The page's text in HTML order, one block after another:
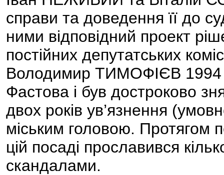
справи та доведення її до
ними відповідний проект
постійних депутатських
Володимир ТИМОФІЄВ 1994
Фастова і був достроково
двох років ув’язнення
міським головою. Протягом
цій посаді прославився
скандалами.